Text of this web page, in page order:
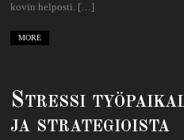
kovin helposti. […]
MORE
Stressi
ja strategioista